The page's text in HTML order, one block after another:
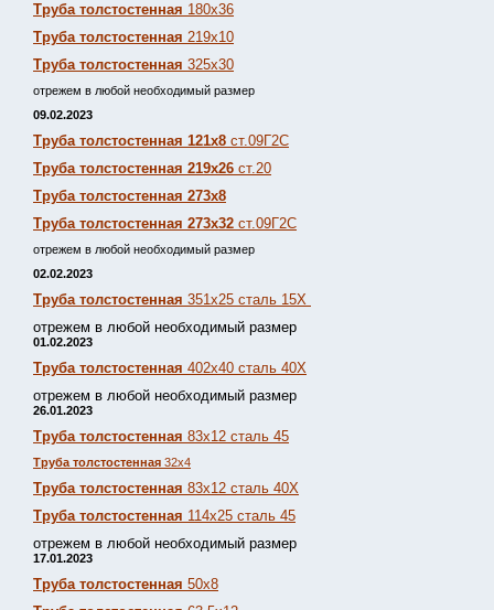
Труба толстостенная 180х36
Труба толстостенная 219х10
Труба толстостенная 325х30
отрежем в любой необходимый размер
09.02.2023
Труба толстостенная 121х8 ст.09Г2С
Труба толстостенная 219х26 ст.20
Труба толстостенная 273х8
Труба толстостенная 273х32 ст.09Г2С
отрежем в любой необходимый размер
02.02.2023
Труба толстостенная 351х25 сталь 15Х
отрежем в любой необходимый размер
01.02.2023
Труба толстостенная 402х40 сталь 40Х
отрежем в любой необходимый размер
26.01.2023
Труба толстостенная 83х12 сталь 45
Труба толстостенная 32х4
Труба толстостенная 83х12 сталь 40Х
Труба толстостенная 114х25 сталь 45
отрежем в любой необходимый размер
17.01.2023
Труба толстостенная 50х8